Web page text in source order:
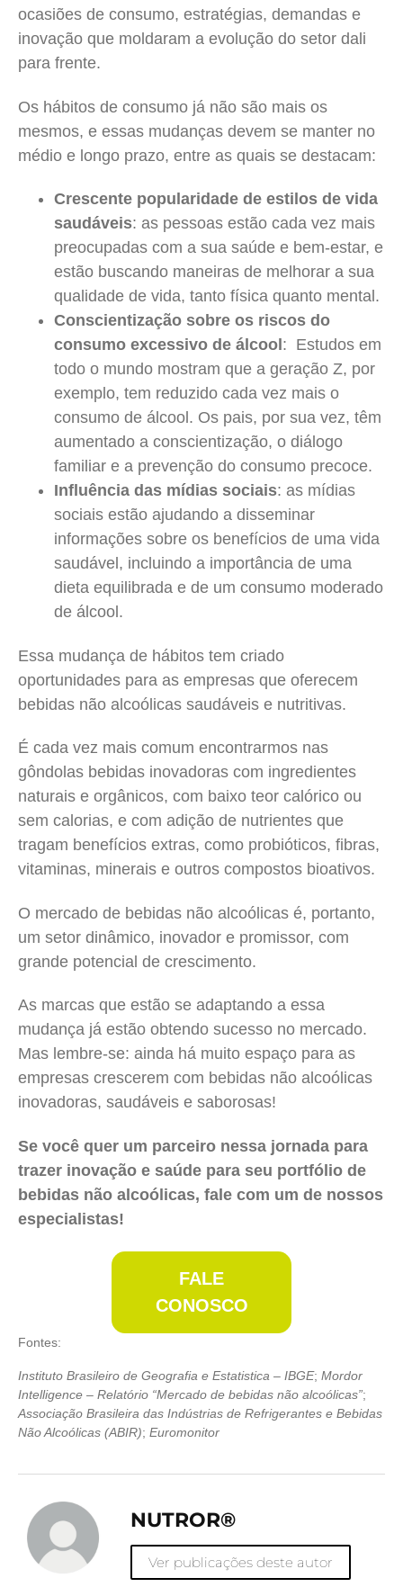
ocasiões de consumo, estratégias, demandas e
inovação que moldaram a evolução do setor dali
para frente.
Os hábitos de consumo já não são mais os
mesmos, e essas mudanças devem se manter no
médio e longo prazo, entre as quais se destacam:
Crescente popularidade de estilos de vida
saudáveis: as pessoas estão cada vez mais
preocupadas com a sua saúde e bem-estar, e
estão buscando maneiras de melhorar a sua
qualidade de vida, tanto física quanto mental.
Conscientização sobre os riscos do
consumo excessivo de álcool : Estudos em
todo o mundo mostram que a geração Z, por
exemplo, tem reduzido cada vez mais o
consumo de álcool. Os pais, por sua vez, têm
aumentado a conscientização, o diálogo
familiar e a prevenção do consumo precoce.
Influência das mídias sociais: as mídias
sociais estão ajudando a disseminar
informações sobre os benefícios de uma vida
saudável, incluindo a importância de uma
dieta equilibrada e de um consumo moderado
de álcool.
Essa mudança de hábitos tem criado
oportunidades para as empresas que oferecem
bebidas não alcoólicas saudáveis e nutritivas.
É cada vez mais comum encontrarmos nas
gôndolas bebidas inovadoras com ingredientes
naturais e orgânicos, com baixo teor calórico ou
sem calorias, e com adição de nutrientes que
tragam benefícios extras, como probióticos, fibras,
vitaminas, minerais e outros compostos bioativos.
O mercado de bebidas não alcoólicas é, portanto,
um setor dinâmico, inovador e promissor, com
grande potencial de crescimento.
As marcas que estão se adaptando a essa
mudança já estão obtendo sucesso no mercado.
Mas lembre-se: ainda há muito espaço para as
empresas crescerem com bebidas não alcoólicas
inovadoras, saudáveis e saborosas!
Se você quer um parceiro nessa jornada para
trazer inovação e saúde para seu portfólio de
bebidas não alcoólicas, fale com um de nossos
especialistas!
FALE
CONOSCO
Fontes:
Instituto Brasileiro de Geografia e Estatistica – IBGE; Mordor
Intelligence – Relatório “Mercado de bebidas não alcoólicas”;
Associação Brasileira das Indústrias de Refrigerantes e Bebidas
Não Alcoólicas (ABIR); Euromonitor
NUTROR®
Ver publicações deste autor